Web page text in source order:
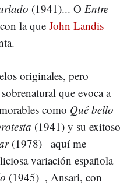
(1941)... O Entre
la que John Landis
originales, pero
que evoca a
como Qué bello
(1941) y su exitoso
(1978) –aquí me
variación española
(1945)–, Ansari, con